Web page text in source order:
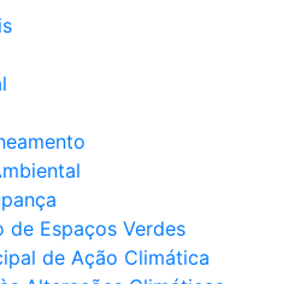
de Espaços Verdes
de Ação Climática